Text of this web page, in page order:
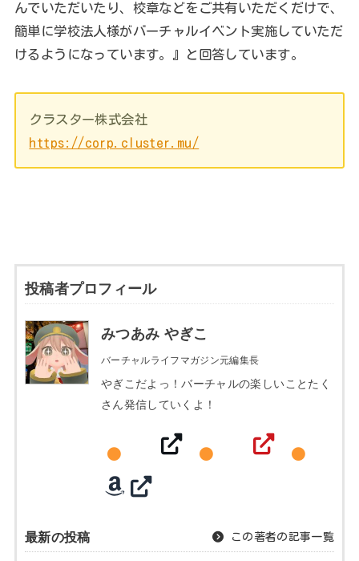
んでいただいたり、校章などをご共有いただくだけで、
簡単に学校法人様がバーチャルイベント実施していただ
けるようになっています。』と回答しています。
クラスター株式会社
https://corp.cluster.mu/
投稿者プロフィール
みつあみ やぎこ
バーチャルライフマガジン元編集長
やぎこだよっ！バーチャルの楽しいことたく
さん発信していくよ！
最新の投稿 この著者の記事一覧